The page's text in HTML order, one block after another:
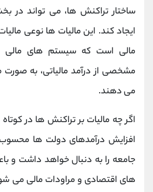
ساختار تراکنش ها، می تواند در
ایجاد کند. این مالیات ها نوعی
مالی است که سیستم های مالی
مشخصی از درآمد مالیاتی، به صورت
می دهند.
اگر چه مالیات بر تراکنش ها در
افزایش درآمدهای دولت ها محسوب
جامعه را به دنبال خواهد داشت و
های اقتصادی و مراودات مالی می